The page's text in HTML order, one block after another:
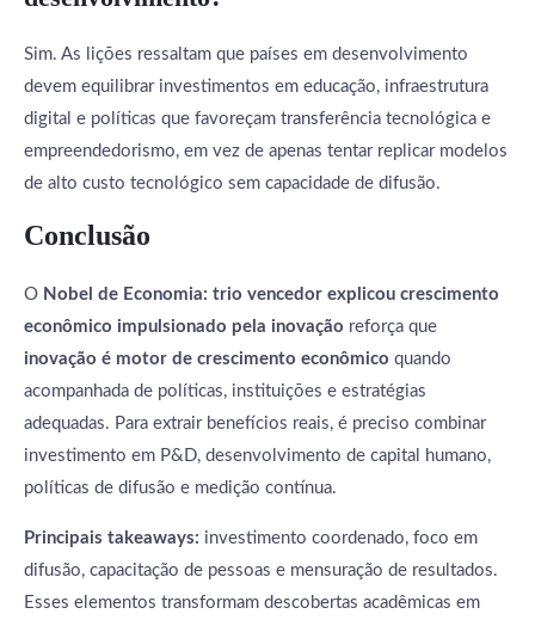
Sim. As lições ressaltam que países em desenvolvimento
devem equilibrar investimentos em educação, infraestrutura
digital e políticas que favoreçam transferência tecnológica e
empreendedorismo, em vez de apenas tentar replicar modelos
de alto custo tecnológico sem capacidade de difusão.
Conclusão
O Nobel de Economia: trio vencedor explicou crescimento
econômico impulsionado pela inovação reforça que
inovação é motor de crescimento econômico quando
acompanhada de políticas, instituições e estratégias
adequadas. Para extrair benefícios reais, é preciso combinar
investimento em P&D, desenvolvimento de capital humano,
políticas de difusão e medição contínua.
Principais takeaways: investimento coordenado, foco em
difusão, capacitação de pessoas e mensuração de resultados.
Esses elementos transformam descobertas acadêmicas em